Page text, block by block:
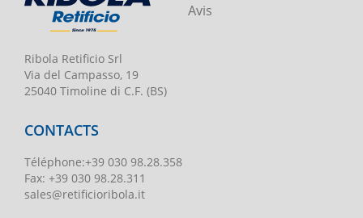
Ribola Retificio Srl
Via del Campasso, 19
25040 Timoline di C.F. (BS)
Avis
CONTACTS
Téléphone:+39 030 98.28.358
Fax: +39 030 98.28.311
sales@retificioribola.it